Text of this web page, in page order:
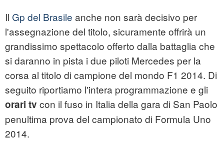
Il Gp del Brasile anche non sarà decisivo per
l'assegnazione del titolo, sicuramente offrirà un
grandissimo spettacolo offerto dalla battaglia che
si daranno in pista i due piloti Mercedes per la
corsa al titolo di campione del mondo F1 2014. Di
seguito riportiamo l'intera programmazione e gli
orari tv con il fuso in Italia della gara di San Paolo
penultima prova del campionato di Formula Uno
2014.